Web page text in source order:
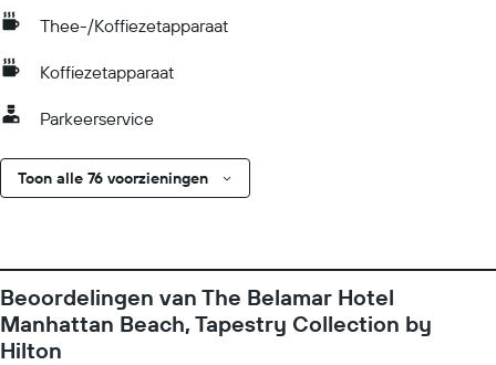
Thee-/Koffiezetapparaat
Koffiezetapparaat
Parkeerservice
Toon alle 76 voorzieningen
Beoordelingen van The Belamar Hotel
Manhattan Beach, Tapestry Collection by
Hilton